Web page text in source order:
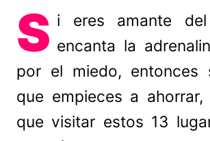
S i eres amante
encanta la
por el miedo, entonces
que empieces a ahorrar,
que visitar estos 13